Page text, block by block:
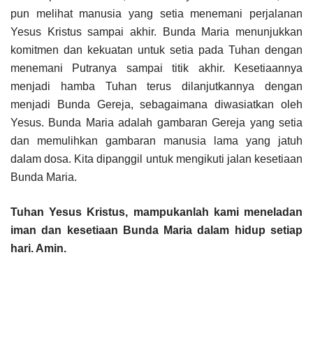
pun melihat manusia yang setia menemani perjalanan
Yesus Kristus sampai akhir. Bunda Maria menunjukkan
komitmen dan kekuatan untuk setia pada Tuhan dengan
menemani Putranya sampai titik akhir. Kesetiaannya
menjadi hamba Tuhan terus dilanjutkannya dengan
menjadi Bunda Gereja, sebagaimana diwasiatkan oleh
Yesus. Bunda Maria adalah gambaran Gereja yang setia
dan memulihkan gambaran manusia lama yang jatuh
dalam dosa. Kita dipanggil untuk mengikuti jalan kesetiaan
Bunda Maria.
Tuhan Yesus Kristus, mampukanlah kami meneladan
iman dan kesetiaan Bunda Maria dalam hidup setiap
hari. Amin.